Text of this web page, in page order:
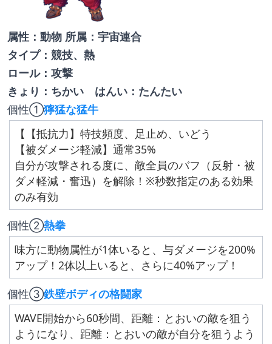
属性：動物 所属：宇宙連合
タイプ：競技、熱
ロール：攻撃
きょり：ちかい　はんい：たんたい
個性①獰猛な猛牛
【【抵抗力】特技頻度、足止め、いどう
【被ダメージ軽減】通常35%
自分が攻撃される度に、敵全員のバフ（反射・被
ダメ軽減・奮迅）を解除！※秒数指定のある効果
のみ有効
個性②熱拳
味方に動物属性が1体いると、与ダメージを200%
アップ！2体以上いると、さらに40%アップ！
個性③鉄壁ボディの格闘家
WAVE開始から60秒間、距離：とおいの敵を狙う
ようになり、距離：とおいの敵が自分を狙うよう